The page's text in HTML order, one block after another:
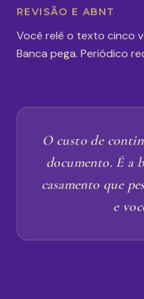
REVISÃO E ABNT
Você relê o texto cinco
Banca pega. Periódico
O custo de
documento. É a
casamento que
e